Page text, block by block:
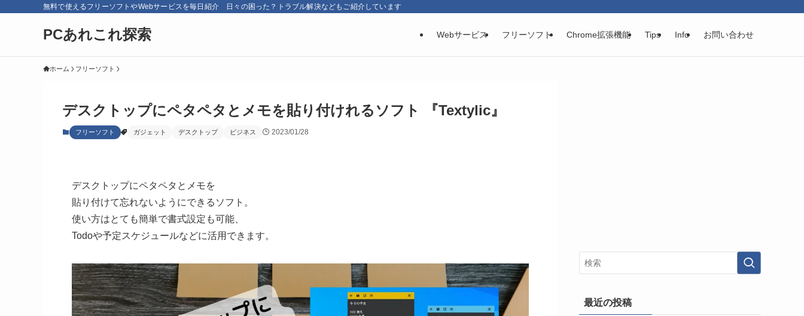
無料で使えるフリーソフトやWebサービスを毎日紹介 日々の困った？トラブル解決などもご紹介しています
PCあれこれ探索 Webサービス フリーソフト Chrome拡張機能 Tips Info お問い合わせ
ホーム フリーソフト
デスクトップにペタペタとメモを貼り付けれるソフト 『Textylic』
フリーソフト ガジェット デスクトップ ビジネス 2023/01/28
デスクトップにペタペタとメモを
貼り付けて忘れないようにできるソフト。
使い方はとても簡単で書式設定も可能、
Todoや予定スケジュールなどに活用できます。
最近の投稿